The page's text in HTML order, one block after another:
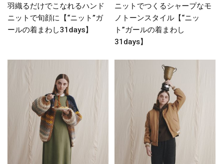
羽織るだけでこなれるハンド
ニットで旬顔に【“ニット”ガ
ールの着まわし31days】
ニットでつくるシャープなモ
ノトーンスタイル【“ニッ
ト”ガールの着まわし
31days】